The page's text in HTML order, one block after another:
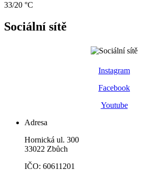
33/20 °C
Sociální sítě
Instagram
Facebook
Youtube
Adresa
Hornická ul. 300
33022 Zbůch
IČO: 60611201